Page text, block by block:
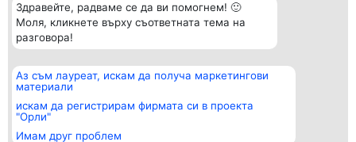
Здравейте, радваме се да ви помогнем! 🙂
Моля, кликнете върху съответната тема на
разговора!
Аз съм лауреат, искам да получа маркетингови
материали
искам да регистрирам фирмата си в проекта
"Орли"
Имам друг проблем
Организатор на
класиране
BulevardulAleea Timișul De
Sus Nr. 2, Bl. A30, Sc. A, Et.
4, Ap. 13
Класация
всички
Контакти